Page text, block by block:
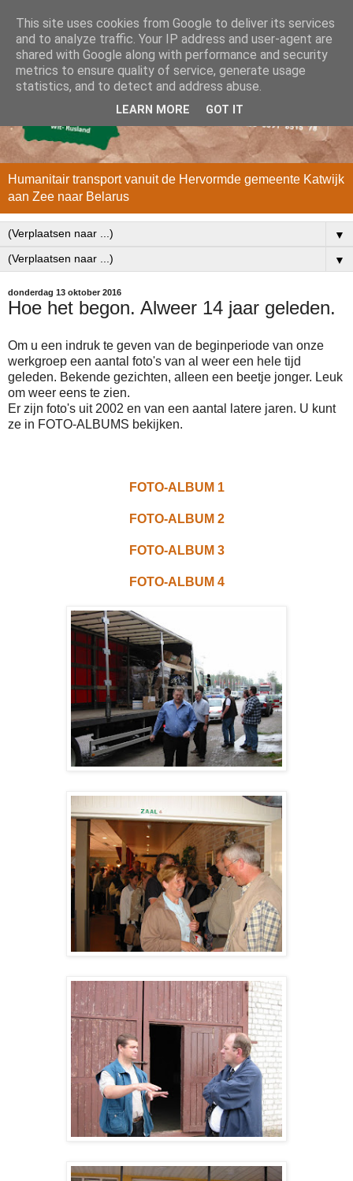
Humanitair transport vanuit de Hervormde gemeente Katwijk
aan Zee naar Belarus
▼
▼
donderdag 13 oktober 2016
Hoe het begon. Alweer 14 jaar geleden.
Om u een indruk te geven van de beginperiode van onze
werkgroep een aantal foto's van al weer een hele tijd
geleden. Bekende gezichten, alleen een beetje jonger. Leuk
om weer eens te zien.
Er zijn foto's uit 2002 en van een aantal latere jaren. U kunt
ze in FOTO-ALBUMS bekijken.
FOTO-ALBUM 1
FOTO-ALBUM 2
FOTO-ALBUM 3
FOTO-ALBUM 4
This site uses cookies from Google to deliver its services
and to analyze traffic. Your IP address and user-agent are
shared with Google along with performance and security
metrics to ensure quality of service, generate usage
statistics, and to detect and address abuse.
LEARN MORE GOT IT